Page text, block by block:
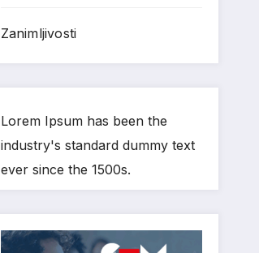
Zanimljivosti
Lorem Ipsum has been the
industry's standard dummy text
ever since the 1500s.